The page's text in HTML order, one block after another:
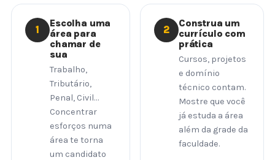
1
Escolha uma
área para
chamar de
sua
Trabalho,
Tributário,
Penal, Civil…
Concentrar
esforços numa
área te torna
um candidato
2
Construa um
currículo com
prática
Cursos, projetos
e domínio
técnico contam.
Mostre que você
já estuda a área
além da grade da
faculdade.